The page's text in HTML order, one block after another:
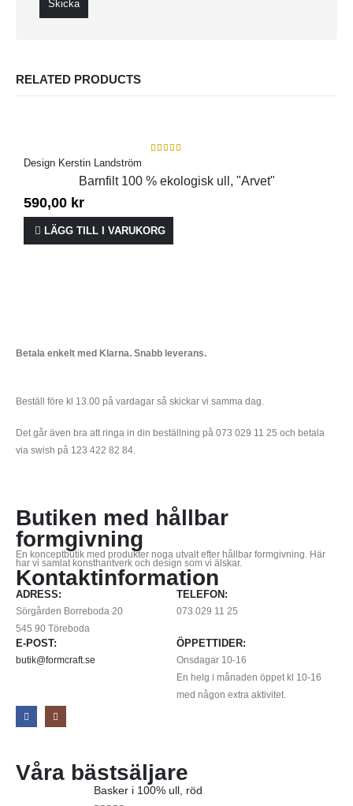
RELATED PRODUCTS
Design Kerstin Landström
Barnfilt 100 % ekologisk ull, "Arvet"
590,00 kr
LÄGG TILL I VARUKORG
Betala enkelt med Klarna. Snabb leverans.
Beställ före kl 13.00 på vardagar så skickar vi samma dag.
Det går även bra att ringa in din beställning på 073 029 11 25 och betala
via swish på 123 422 82 84.
Butiken med hållbar
formgivning
En konceptbutik med produkter noga utvalt efter hållbar formgivning. Här
har vi samlat konsthantverk och design som vi älskar.
Kontaktinformation
ADRESS:
Sörgården Borreboda 20
545 90 Töreboda
TELEFON:
073 029 11 25
E-POST:
butik@formcraft.se
ÖPPETTIDER:
Onsdagar 10-16
En helg i månaden öppet kl 10-16
med någon extra aktivitet.
Våra bästsäljare
Basker i 100% ull, röd